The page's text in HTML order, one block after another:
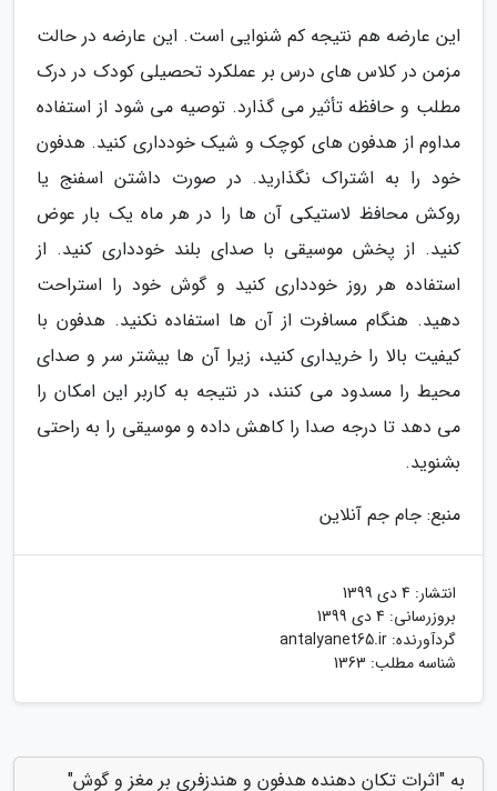
این عارضه هم نتیجه کم شنوایی است. این عارضه در حالت
مزمن در کلاس های درس بر عملکرد تحصیلی کودک در درک
مطلب و حافظه تأثیر می گذارد. توصیه می شود از استفاده
مداوم از هدفون های کوچک و شیک خودداری کنید. هدفون
خود را به اشتراک نگذارید. در صورت داشتن اسفنج یا
روکش محافظ لاستیکی آن ها را در هر ماه یک بار عوض
کنید. از پخش موسیقی با صدای بلند خودداری کنید. از
استفاده هر روز خودداری کنید و گوش خود را استراحت
دهید. هنگام مسافرت از آن ها استفاده نکنید. هدفون با
کیفیت بالا را خریداری کنید، زیرا آن ها بیشتر سر و صدای
محیط را مسدود می کنند، در نتیجه به کاربر این امکان را
می دهد تا درجه صدا را کاهش داده و موسیقی را به راحتی
بشنوید.
منبع: جام جم آنلاین
انتشار: 4 دی 1399
بروزرسانی: 4 دی 1399
گردآورنده: antalyanet65.ir
شناسه مطلب: 1363
به "اثرات تکان دهنده هدفون و هندزفری بر مغز و گوش"